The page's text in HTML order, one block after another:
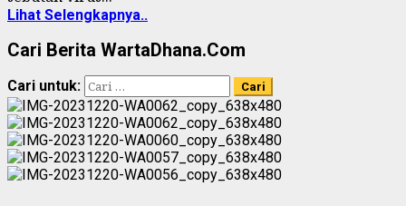
Lihat Selengkapnya..
Cari Berita WartaDhana.Com
Cari untuk: